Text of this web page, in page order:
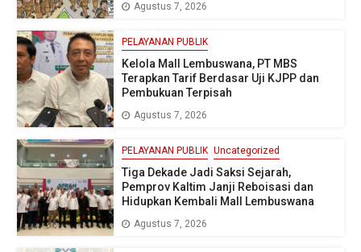
Agustus 7, 2026
PELAYANAN PUBLIK
Kelola Mall Lembuswana, PT MBS
Terapkan Tarif Berdasar Uji KJPP dan
Pembukuan Terpisah
Agustus 7, 2026
PELAYANAN PUBLIK Uncategorized
Tiga Dekade Jadi Saksi Sejarah,
Pemprov Kaltim Janji Reboisasi dan
Hidupkan Kembali Mall Lembuswana
Agustus 7, 2026